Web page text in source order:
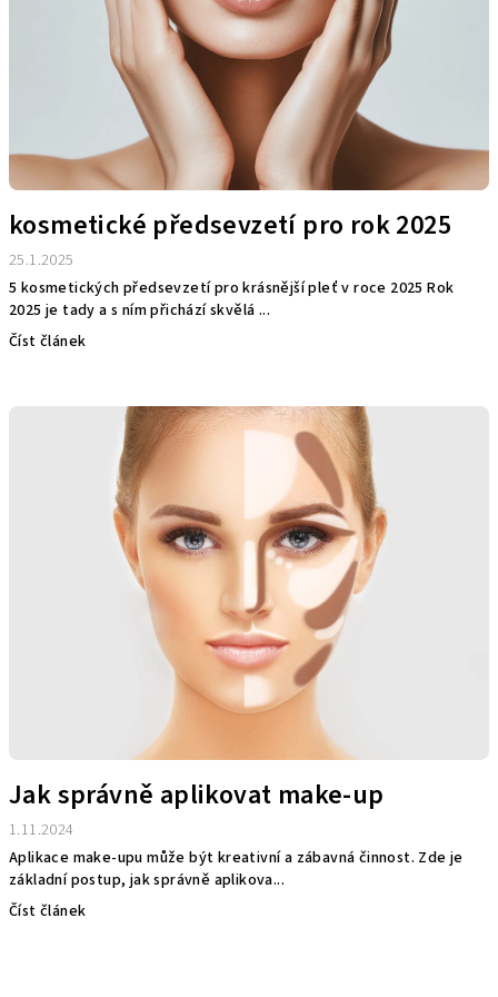
kosmetické předsevzetí pro rok 2025
25.1.2025
5 kosmetických předsevzetí pro krásnější pleť v roce 2025 Rok
2025 je tady a s ním přichází skvělá ...
Číst článek
Jak správně aplikovat make-up
1.11.2024
Aplikace make-upu může být kreativní a zábavná činnost. Zde je
základní postup, jak správně aplikova...
Číst článek